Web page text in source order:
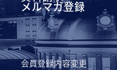
メルマガ登録
会員登録内容変更